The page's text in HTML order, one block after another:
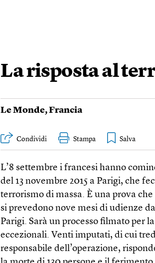
La risposta al
Le Monde,Francia
Condividi Stampa
L’8 settembre i francesi hanno
del 13 novembre 2015 a Parigi, che
terrorismo di massa. È una prova
si prevedono nove mesi di udienze
Parigi. Sarà un processo filmato per
eccezionali. Venti imputati, di cui
responsabile dell’operazione,